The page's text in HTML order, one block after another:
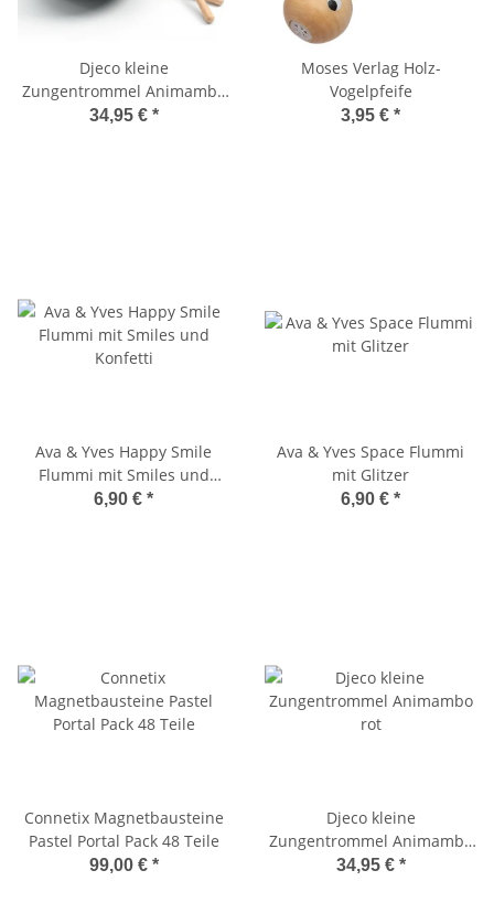
Djeco kleine
Zungentrommel Animambo
blau
34,95 € *
Moses Verlag Holz-
Vogelpfeife
3,95 € *
Ava & Yves Happy Smile
Flummi mit Smiles und
Konfetti
6,90 € *
Ava & Yves Space Flummi
mit Glitzer
6,90 € *
Connetix Magnetbausteine
Pastel Portal Pack 48 Teile
99,00 € *
Djeco kleine
Zungentrommel Animambo
rot
34,95 € *